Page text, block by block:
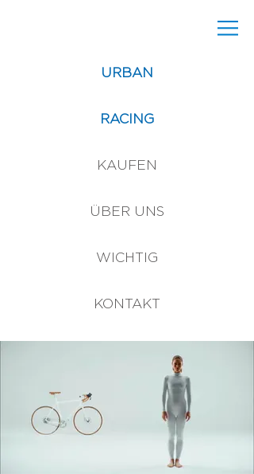
URBAN
RACING
KAUFEN
ÜBER UNS
WICHTIG
KONTAKT